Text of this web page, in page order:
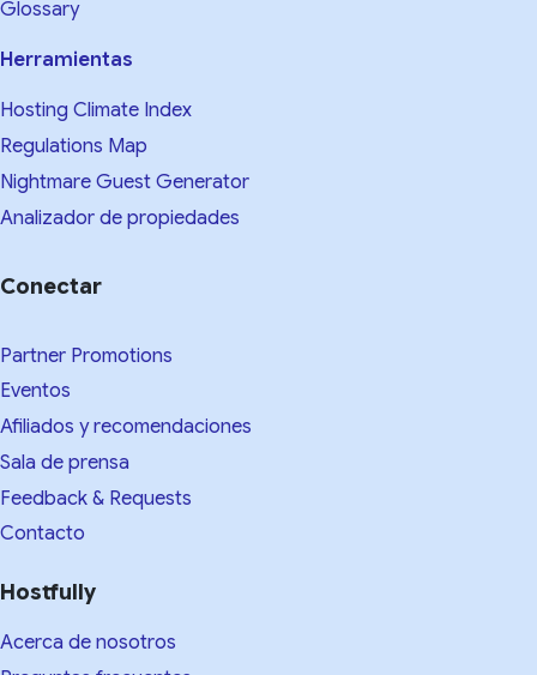
Glossary
Herramientas
Hosting Climate Index
Regulations Map
Nightmare Guest Generator
Analizador de propiedades
Conectar
Partner Promotions
Eventos
Afiliados y recomendaciones
Sala de prensa
Feedback & Requests
Contacto
Hostfully
Acerca de nosotros